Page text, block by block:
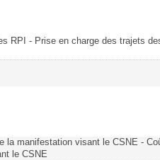
RPI - Prise en charge des trajets
la manifestation visant le CSNE -
le CSNE